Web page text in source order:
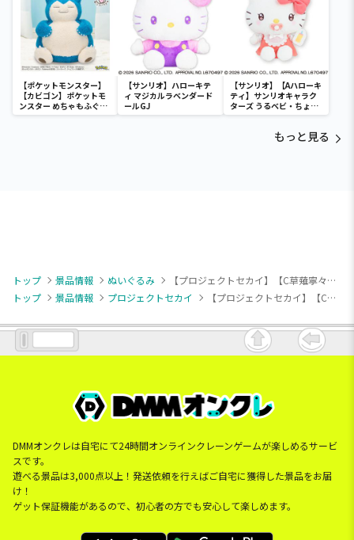
【ポケットモンスター】
【カビゴン】ポケットモ
ンスター めちゃもふぐっ
と ほっこりいやされぬい
【サンリオ】ハローキテ
ィ マジカルラベンダード
ールGJ
【サンリオ】【Aハローキ
ティ】サンリオキャラク
ターズ うるベビ・ちょい
デカドール
もっと見る
トップ 景品情報 ぬいぐるみ
【プロジェクトセカイ】【C草薙寧々】｢劇場版プロジェクトセカイ壊れたセカイと歌えないミク｣ ふわぷちミニぬいぐるみ “ワンダーランズ×ショウタイム“(EX)
トップ
景品情報 プロジェクトセカイ 【プロジェクトセカイ】【C草薙寧々】｢劇場版プロジェクトセカイ壊れたセカイと歌えないミク｣ ふわぷちミニぬいぐるみ “ワンダーランズ×ショウタイム“(EX)
DMMオンクレは自宅にて24時間オンラインクレーンゲームが楽しめるサービ
スです。
遊べる景品は3,000点以上！発送依頼を行えばご自宅に獲得した景品をお届
け！
ゲット保証機能があるので、初心者の方でも安心して楽しめます。